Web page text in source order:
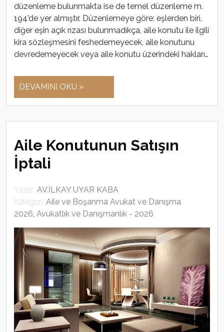
düzenleme bulunmakta ise de temel düzenleme m.
194’de yer almıştır. Düzenlemeye göre; eşlerden biri,
diğer eşin açık rızası bulunmadıkça, aile konutu ile ilgili
kira sözleşmesini feshedemeyecek, aile konutunu
devredemeyecek veya aile konutu üzerindeki hakları…
DEVAMINI OKU »
Aile Konutunun Satışın
İptali
Yazar: AV.İLKAY UYAR KABA
Kategori: Aile ve Boşanma Avukat ve Danışma
2026, Avukatlık ve Danışmanlık - 2026